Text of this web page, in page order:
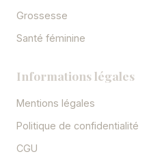
Grossesse
Santé féminine
Informations légales
Mentions légales
Politique de confidentialité
CGU